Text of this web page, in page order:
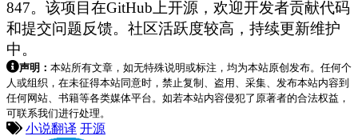
847。该项目在GitHub上开源，欢迎开发者贡献代码
和提交问题反馈。社区活跃度较高，持续更新维护
中。
声明： 本站所有文章，如无特殊说明或标注，均为本站原创发布。任何个
人或组织，在未征得本站同意时，禁止复制、盗用、采集、发布本站内容到
任何网站、书籍等各类媒体平台。如若本站内容侵犯了原著者的合法权益，
可联系我们进行处理。
小说翻译 开源